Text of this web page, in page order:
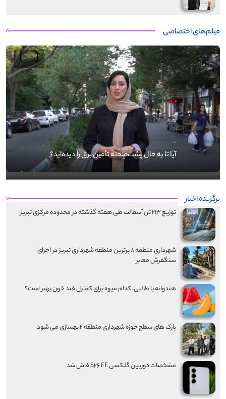
فیلم‌های اختصاصی
آیا تا به حال پشت‌صحنه تأمین برق را دیده‌اید؟
‹
›
برگزیده اخبار
توزیع ۲۱۳ تن آسفالت طی هفته گذشته در محدوده مرکزی تبریز
شهرداری منطقه ۸ برترین منطقه شهرداری تبریز در اجرای
سنگفرش معابر
هندوانه یا طالبی، کدام‌ میوه برای کنترل قند خون بهتر است؟
پارک های سطح حوزه شهرداری منطقه ۲ بهسازی می شود
مشخصات دوربین گلکسی S۲۶ FE فاش شد